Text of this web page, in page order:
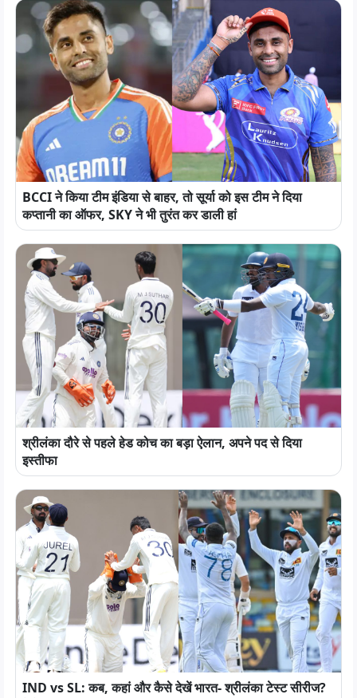
BCCI ने किया टीम इंडिया से बाहर, तो सूर्या को इस टीम ने दिया
कप्तानी का ऑफर, SKY ने भी तुरंत कर डाली हां
श्रीलंका दौरे से पहले हेड कोच का बड़ा ऐलान, अपने पद से दिया
इस्तीफा
IND vs SL: कब, कहां और कैसे देखें भारत- श्रीलंका टेस्ट सीरीज?